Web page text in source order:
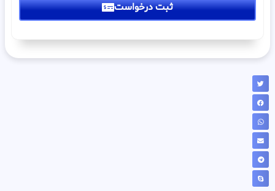
ثبت درخواست